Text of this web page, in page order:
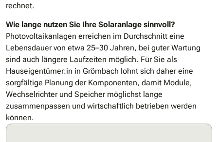
rechnet.
Wie lange nutzen Sie Ihre Solaranlage sinnvoll?
Photovoltaikanlagen erreichen im Durchschnitt eine
Lebensdauer von etwa 25–30 Jahren, bei guter Wartung
sind auch längere Laufzeiten möglich. Für Sie als
Hauseigentümer:in in Grömbach lohnt sich daher eine
sorgfältige Planung der Komponenten, damit Module,
Wechselrichter und Speicher möglichst lange
zusammenpassen und wirtschaftlich betrieben werden
können.